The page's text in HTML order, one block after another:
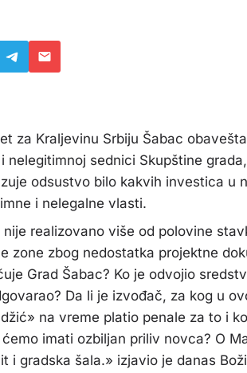
za Kraljevinu Srbiju Šabac
nelegitimnoj sednici Skupštine
odsustvo bilo kakvih investica u
i nelegalne vlasti.
nije realizovano više od polovine
zone zbog nedostatka projektne
Grad Šabac? Ko je odvojio
Da li je izvođač, za kog u
na vreme platio penale za to i
imati ozbiljan priliv novca? O
i gradska šala.» izjavio je danas